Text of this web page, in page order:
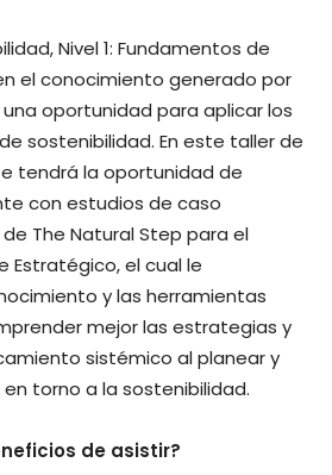
Nivel 1: Fundamentos de
el conocimiento generado por
oportunidad para aplicar los
sostenibilidad. En este taller de
tendrá la oportunidad de
con estudios de caso
The Natural Step para el
Estratégico, el cual le
y las herramientas
mejor las estrategias y
sistémico al planear y
torno a la sostenibilidad.
de asistir?